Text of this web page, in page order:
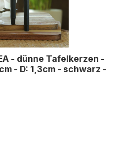
- dünne Tafelkerzen -
- D: 1,3cm - schwarz -